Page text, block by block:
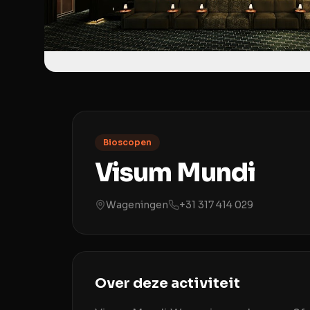
Bioscopen
Visum Mundi
Wageningen +31 317 414 029
Over deze activiteit